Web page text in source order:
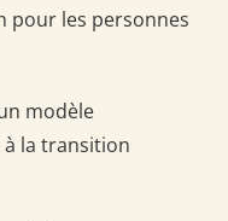
pour les personnes
modèle
la transition